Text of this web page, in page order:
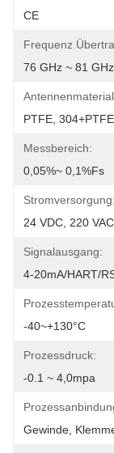
CE
Frequenz
76 GHz ~ 81 GHz
PTFE, 304+PTFE
Messbereich:
0,05%~ 0,1%fs
Stromversorgung:
24 VDC, 220 VAC
Signalausgang:
4-20mA/HART/
-40~+130°C
Prozessdruck:
-0.1 ~ 4,0mpa
Gewinde,